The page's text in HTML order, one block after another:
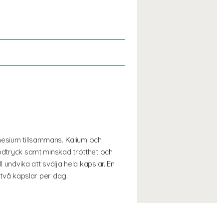
tillsammans. Kalium och
samt minskad trötthet och
att svälja hela kapslar. En
kapslar per dag.